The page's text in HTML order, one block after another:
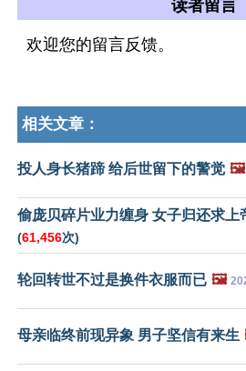
读者留言
欢迎您的留言反馈。
相关文章：
投人身长猪蹄 给后世留下的警觉 🖼️
偷庞贝碎片业力缠身 女子归还求上
(61,456次)
轮回转世不过是换件衣服而已 🖼️
母亲临终前现异象 男子坚信有来生